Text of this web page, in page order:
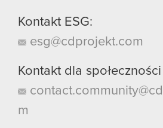
Kontakt ESG:
esg@cdprojekt.com
Kontakt dla
m